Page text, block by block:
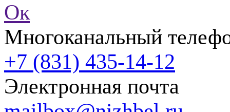
Ок
Многоканальный
+7 (831) 435-14-12
Электронная почта